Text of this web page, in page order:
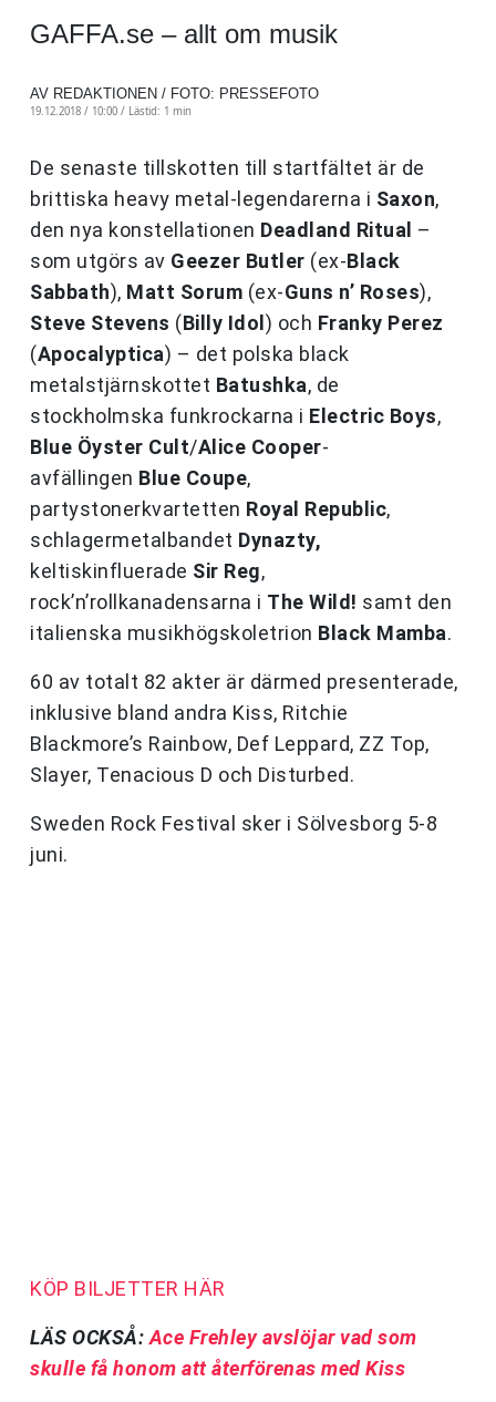
GAFFA.se – allt om musik
AV REDAKTIONEN / FOTO: PRESSEFOTO
19.12.2018 / 10:00 / Lästid: 1 min
De senaste tillskotten till startfältet är de
brittiska heavy metal-legendarerna i Saxon,
den nya konstellationen Deadland Ritual –
som utgörs av Geezer Butler (ex-Black
Sabbath), Matt Sorum (ex-Guns n’ Roses),
Steve Stevens (Billy Idol ) och Franky Perez
(Apocalyptica) – det polska black
metalstjärnskottet Batushka, de
stockholmska funkrockarna i Electric Boys,
Blue Öyster Cult/Alice Cooper-
avfällingen Blue Coupe,
partystonerkvartetten Royal Republic,
schlagermetalbandet Dynazty,
keltiskinfluerade Sir Reg,
rock’n’rollkanadensarna i The Wild! samt den
italienska musikhögskoletrion Black Mamba.
60 av totalt 82 akter är därmed presenterade,
inklusive bland andra Kiss, Ritchie
Blackmore’s Rainbow, Def Leppard, ZZ Top,
Slayer, Tenacious D och Disturbed.
Sweden Rock Festival sker i Sölvesborg 5-8
juni.
KÖP BILJETTER HÄR
LÄS OCKSÅ:Ace Frehley avslöjar vad som
skulle få honom att återförenas med Kiss